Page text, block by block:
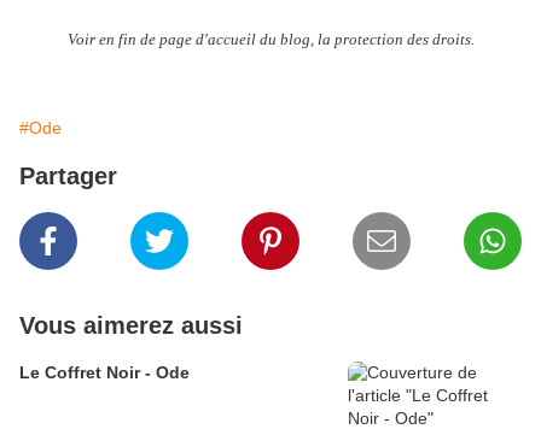
Voir en fin de page d'accueil du blog, la protection des droits.
#Ode
Partager
Vous aimerez aussi
Le Coffret Noir - Ode